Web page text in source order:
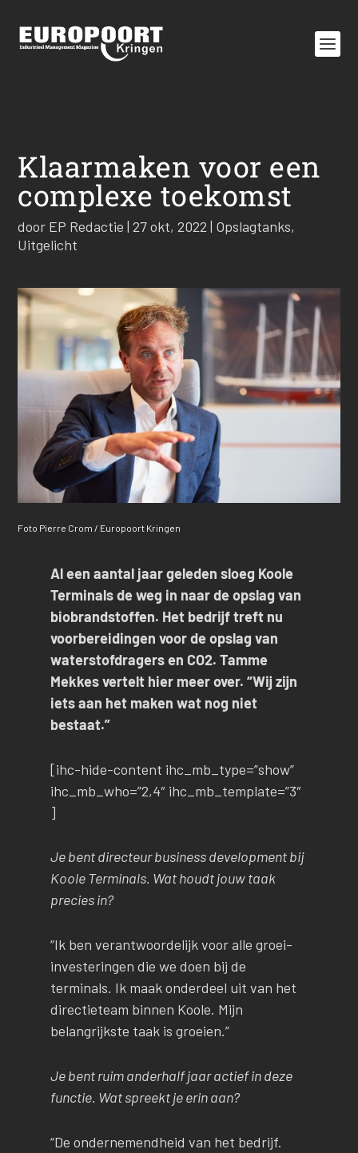
Klaarmaken voor een
complexe toekomst
door EP Redactie |27 okt, 2022 | Opslagtanks,
Uitgelicht
Foto Pierre Crom / Europoort Kringen
Al een aantal jaar geleden sloeg Koole
Terminals de weg in naar de opslag van
biobrandstoffen. Het bedrijf treft nu
voorbereidingen voor de opslag van
waterstofdragers en CO2. Tamme
Mekkes vertelt hier meer over. “Wij zijn
iets aan het maken wat nog niet
bestaat.”
[ihc-hide-content ihc_mb_type=”show”
ihc_mb_who=”2,4″ ihc_mb_template=”3″
]
Je bent directeur business development bij
Koole Terminals. Wat houdt jouw taak
precies in?
“Ik ben verantwoordelijk voor alle groei-
investeringen die we doen bij de
terminals. Ik maak onderdeel uit van het
directieteam binnen Koole. Mijn
belangrijkste taak is groeien.”
Je bent ruim anderhalf jaar actief in deze
functie. Wat spreekt je erin aan?
“De ondernemendheid van het bedrijf.